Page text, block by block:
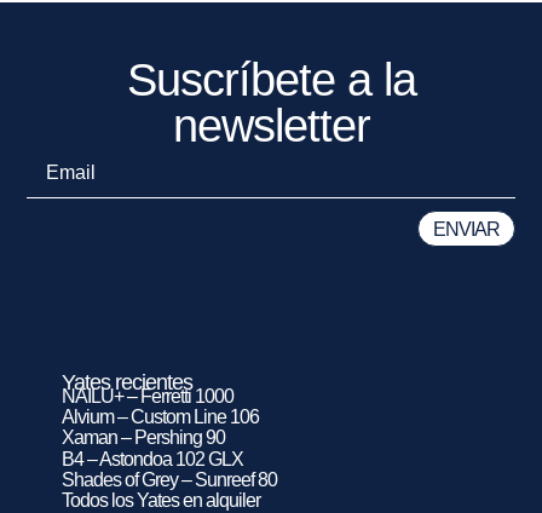
Suscríbete a la
newsletter
Yates recientes
NAILU+ – Ferretti 1000
Alvium – Custom Line 106
Xaman – Pershing 90
B4 – Astondoa 102 GLX
Shades of Grey – Sunreef 80
Todos los Yates en alquiler